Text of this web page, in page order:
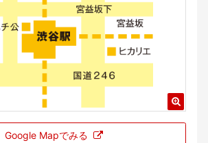
Google Mapでみる